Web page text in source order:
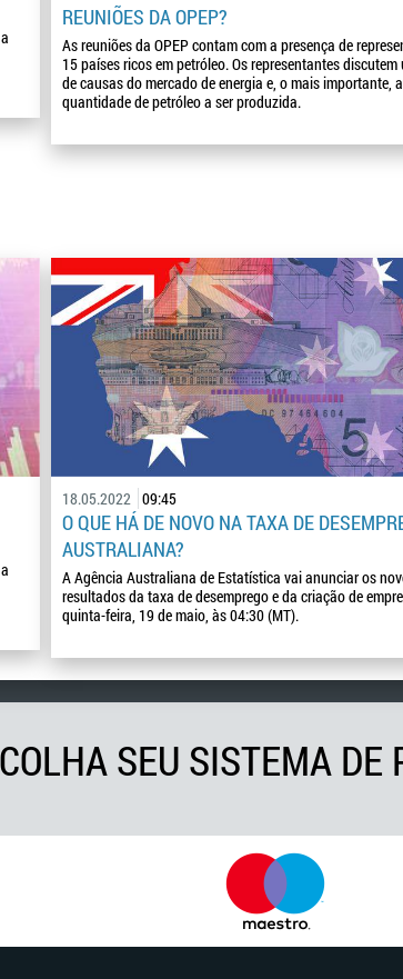
REUNIÕES DA OPEP?
As reuniões da OPEP contam com a presença de
15 países ricos em petróleo. Os representantes discutem
de causas do mercado de energia e, o mais importante,
quantidade de petróleo a ser produzida.
18.05.2022 09:45
O QUE HÁ DE NOVO NA TAXA DE
AUSTRALIANA?
A Agência Australiana de Estatística vai anunciar os
resultados da taxa de desemprego e da criação de
quinta-feira, 19 de maio, às 04:30 (MT).
SEU SISTEMA DE